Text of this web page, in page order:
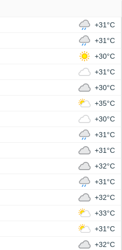
+31°C
+31°C
+30°C
+31°C
+30°C
+35°C
+30°C
+31°C
+31°C
+32°C
+31°C
+32°C
+33°C
+31°C
+32°C